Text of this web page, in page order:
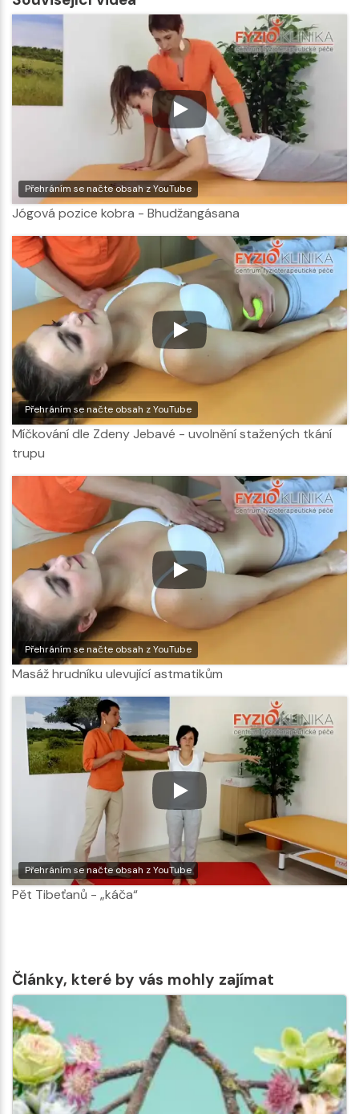
Přehráním se načte obsah z YouTube
Jógová pozice kobra - Bhudžangásana
Přehráním se načte obsah z YouTube
Míčkování dle Zdeny Jebavé - uvolnění stažených tkání
trupu
Přehráním se načte obsah z YouTube
Masáž hrudníku ulevující astmatikům
Přehráním se načte obsah z YouTube
Pět Tibeťanů - „káča“
Články, které by vás mohly zajímat